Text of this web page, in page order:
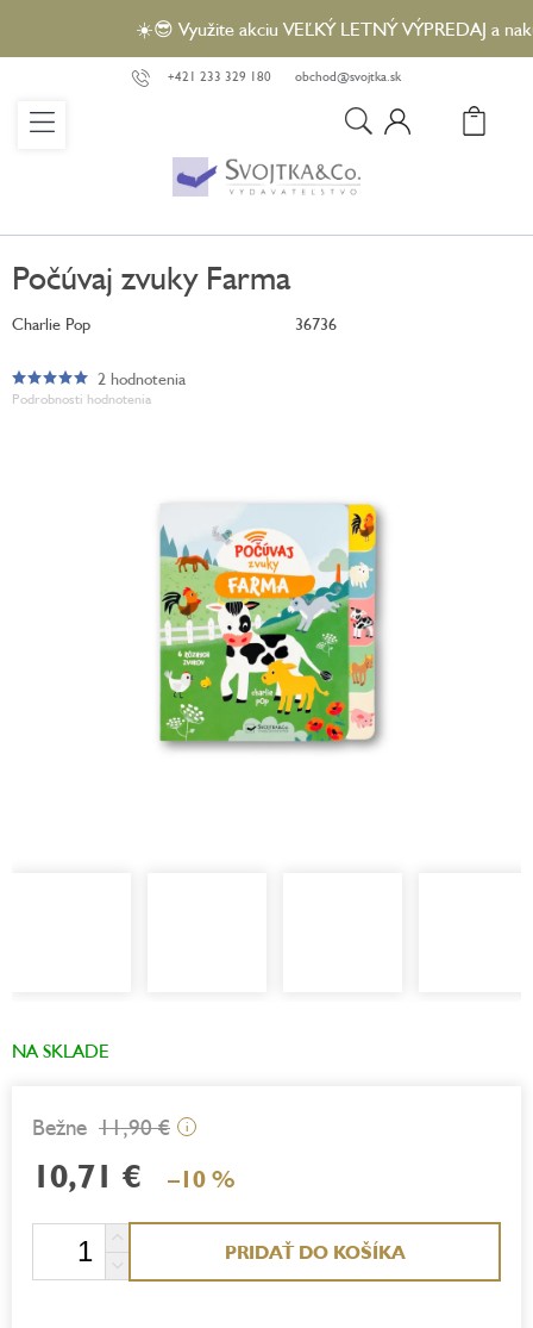
obsah
☀️😎 Využite akciu VEĽKÝ LETNÝ VÝPREDAJ a
+421 233 329 180 obchod@svojtka.sk
Počúvaj zvuky Farma
Charlie Pop 36736
Podrobnosti hodnotenia
Priemerné
hodnotenie
hviezdičiek.
2 hodnotenia
NA SKLADE
11,90 € i
10,71 € –10 %
PRIDAŤ DO KOŠÍKA